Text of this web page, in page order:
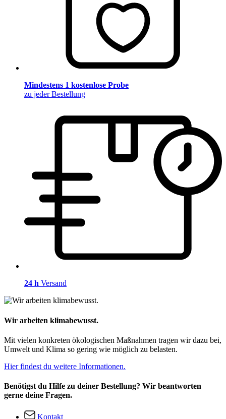
Mindestens 1 kostenlose Probe
zu jeder Bestellung
24 h Versand
Wir arbeiten klimabewusst.
Mit vielen konkreten ökologischen Maßnahmen tragen wir dazu bei,
Umwelt und Klima so gering wie möglich zu belasten.
Hier findest du weitere Informationen.
Benötigst du Hilfe zu deiner Bestellung? Wir beantworten
gerne deine Fragen.
Kontakt